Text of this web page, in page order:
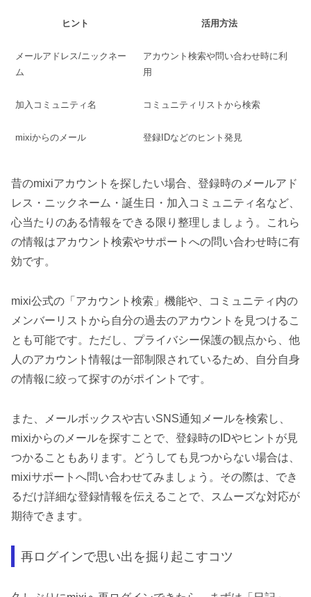
ヒント 活用方法
メールアドレス/ニックネー
ム
アカウント検索や問い合わせ時に利
用
加入コミュニティ名 コミュニティリストから検索
mixiからのメール 登録IDなどのヒント発見
昔のmixiアカウントを探したい場合、登録時のメールアド
レス・ニックネーム・誕生日・加入コミュニティ名など、
心当たりのある情報をできる限り整理しましょう。これら
の情報はアカウント検索やサポートへの問い合わせ時に有
効です。
mixi公式の「アカウント検索」機能や、コミュニティ内の
メンバーリストから自分の過去のアカウントを見つけるこ
とも可能です。ただし、プライバシー保護の観点から、他
人のアカウント情報は一部制限されているため、自分自身
の情報に絞って探すのがポイントです。
また、メールボックスや古いSNS通知メールを検索し、
mixiからのメールを探すことで、登録時のIDやヒントが見
つかることもあります。どうしても見つからない場合は、
mixiサポートへ問い合わせてみましょう。その際は、でき
るだけ詳細な登録情報を伝えることで、スムーズな対応が
期待できます。
再ログインで思い出を掘り起こすコツ